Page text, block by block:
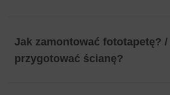
Jak zamontować fototapetę? /
przygotować ścianę?